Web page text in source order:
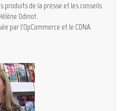
produits de la presse et les conseils
Odinot.
par l'OpCommerce et le CDNA.